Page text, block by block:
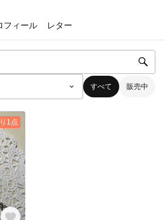
フィール レター
すべて 販売中
1点